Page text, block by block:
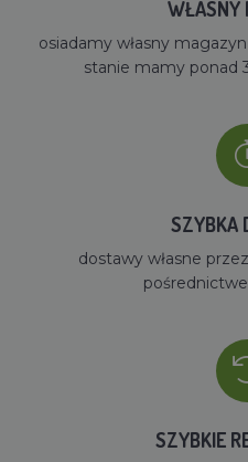
WŁASNY
osiadamy własny
stanie mamy ponad
SZYBKA
dostawy własne
SZYBKIE